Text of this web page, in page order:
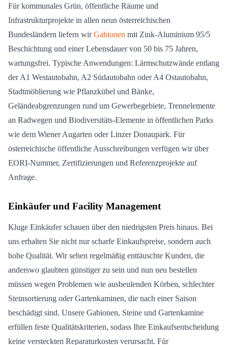
Für kommunales Grün, öffentliche Räume und
Infrastrukturprojekte in allen neun österreichischen
Bundesländern liefern wirGabionen mit Zink-Aluminium 95/5
Beschichtung und einer Lebensdauer von 50 bis 75 Jahren,
wartungsfrei. Typische Anwendungen: Lärmschutzwände entlang
der A1 Westautobahn, A2 Südautobahn oder A4 Ostautobahn,
Stadtmöblierung wie Pflanzkübel und Bänke,
Geländeabgrenzungen rund um Gewerbegebiete, Trennelemente
an Radwegen und Biodiversitäts-Elemente in öffentlichen Parks
wie dem Wiener Augarten oder Linzer Donaupark. Für
österreichische öffentliche Ausschreibungen verfügen wir über
EORI-Nummer, Zertifizierungen und Referenzprojekte auf
Anfrage.
Einkäufer und Facility Management
Kluge Einkäufer schauen über den niedrigsten Preis hinaus. Bei
uns erhalten Sie nicht nur scharfe Einkaufspreise, sondern auch
hohe Qualität. Wir sehen regelmäßig enttäuschte Kunden, die
anderswo glaubten günstiger zu sein und nun neu bestellen
müssen wegen Problemen wie ausbeulenden Körben, schlechter
Steinsortierung oder Gartenkaminen, die nach einer Saison
beschädigt sind. Unsere Gabionen, Steine und Gartenkamine
erfüllen feste Qualitätskriterien, sodass Ihre Einkaufsentscheidung
keine versteckten Reparaturkosten verursacht. Für